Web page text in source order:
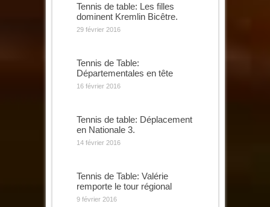
Tennis de table: Les filles
dominent Kremlin Bicêtre.
29 février 2016
Tennis de Table:
Départementales en tête
16 février 2016
Tennis de table: Déplacement
en Nationale 3.
14 février 2016
Tennis de Table: Valérie
remporte le tour régional
9 février 2016